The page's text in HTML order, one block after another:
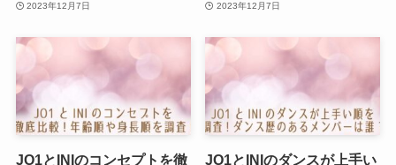
2023年12月7日 2023年12月7日
JO1とINIのコンセプトを徹
JO1とINIのダンスが上手い